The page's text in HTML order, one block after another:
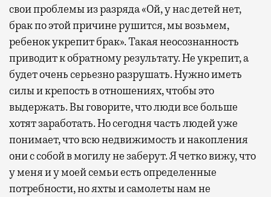
свои проблемы из разряда «Ой, у нас детей нет,
брак по этой причине рушится, мы возьмем,
ребенок укрепит брак». Такая неосознанность
приводит к обратному результату. Не укрепит, а
будет очень серьезно разрушать. Нужно иметь
силы и крепость в отношениях, чтобы это
выдержать. Вы говорите, что люди все больше
хотят заработать. Но сегодня часть людей уже
понимает, что всю недвижимость и накопления
они с собой в могилу не заберут. Я четко вижу, что
у меня и у моей семьи есть определенные
потребности, но яхты и самолеты нам не